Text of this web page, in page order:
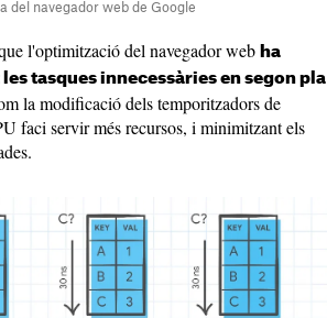
del navegador web de Google
l'optimització del navegador web ha
tasques innecessàries en segon pla
la modificació dels temporitzadors de
faci servir més recursos, i minimitzant els